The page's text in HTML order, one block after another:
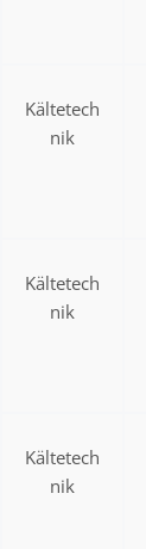
Kältetech
nik
Kältetech
nik
Kältetech
nik